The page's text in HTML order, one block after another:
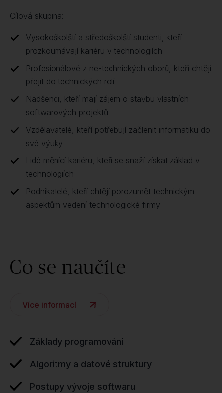
Cílová skupina:
Vysokoškolští a středoškolští studenti, kteří
prozkoumávají kariéru v technologiích
Profesionálové z ne-technických oborů, kteří chtějí
přejít do technických rolí
Nadšenci, kteří mají zájem o stavbu vlastních
softwarových projektů
Vzdělavatelé, kteří potřebují začlenit informatiku do
své výuky
Lidé měnící kariéru, kteří se snaží získat základ v
technologiích
Podnikatelé, kteří chtějí porozumět technickým
aspektům vedení technologické firmy
Co se naučíte
Více informací
Základy programování
Algoritmy a datové struktury
Postupy vývoje softwaru